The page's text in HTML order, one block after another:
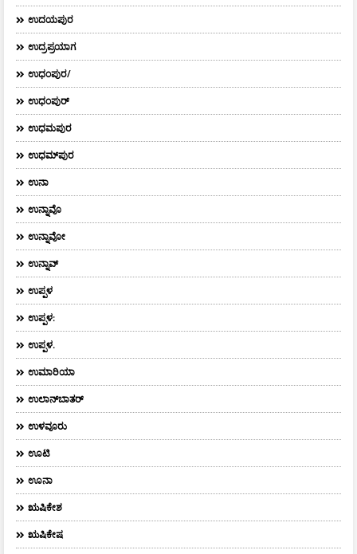
ಉದಯಪುರ
ಉದ್ರಪ್ರಯಾಗ
ಉಧಂಪುರ/
ಉಧಂಪುರ್
ಉಧಮಪುರ
ಉಧಮ್‌ಪುರ
ಉನಾ
ಉನ್ನಾವೊ
ಉನ್ನಾವೋ
ಉನ್ನಾವ್
ಉಪ್ಪಳ
ಉಪ್ಪಳ:
ಉಪ್ಪಳ.
ಉಮಾರಿಯಾ
ಉಲಾನ್‌ಬಾತರ್
ಉಳವೂರು
ಊಟಿ
ಊನಾ
ಋಷಿಕೇಶ
ಋಷಿಕೇಷ